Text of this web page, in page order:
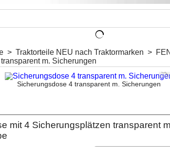
> Traktorteile NEU nach Traktormarken >
m. Sicherungen
Sicherungsdose 4 transparent m. Sicherungen
mit 4 Sicherungsplätzen transparent